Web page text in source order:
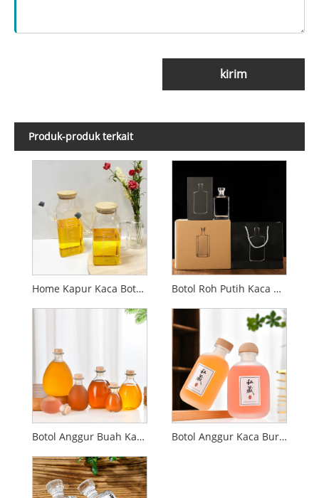
kirim
Produk-produk terkait
Home Kapur Kaca Botol Minyak Botol Bisa Pot Botol Roh Putih Kaca Guanyun
Botol Anggur Buah Kaca Perut Besar Botol Anggur Kaca Buram